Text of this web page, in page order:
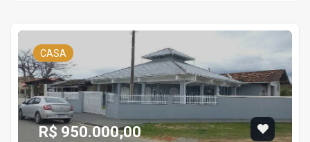
CASA
R$ 950.000,00